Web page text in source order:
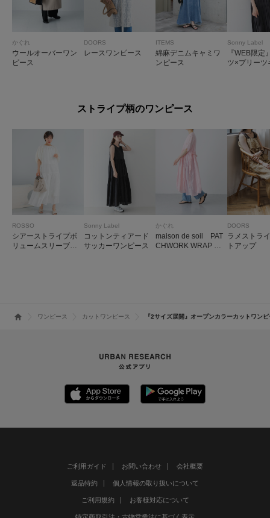
かぐれ
ウールオーバーワン
ピース
DOORS
レースワンピース
ITEMS
綿麻デニムキャミワ
ンピース
Sonny Label
『WEB限定
ツ×プリーツ
ストライプ柄のワンピース
ROSSO
シアーストライプボ
リュームスリーブワ
Sonny Label
コットンティアード
サッカーワンピース
かぐれ
maison de soil PAT
CHWORK WRAP DR
DOORS
ラメストラ
トアップ
ワンピース カットワンピース 『2サイズ展開』オープンカラーカットワン
ご利用ガイド お問い合わせ 会社概要
返品特約 個人情報の取り扱いについて
ご利用規約 お客様対応について